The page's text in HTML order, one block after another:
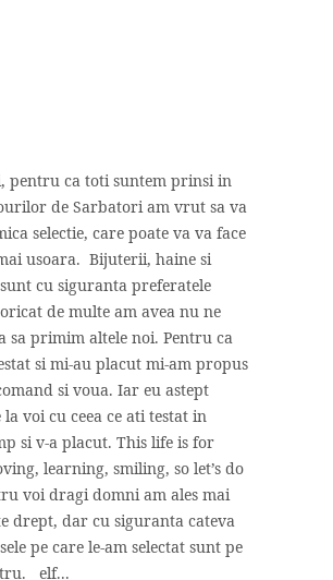
pentru ca toti suntem prinsi in
de Sarbatori am vrut sa va
selectie, care poate va va face
usoara. Bijuterii, haine si
cu siguranta preferatele
de multe am avea nu ne
sa primim altele noi. Pentru ca
si mi-au placut mi-am propus
si voua. Iar eu astept
la voi cu ceea ce ati testat in
si v-a placut. This life is for
learning, smiling, so let’s do
voi dragi domni am ales mai
drept, dar cu siguranta cateva
pe care le-am selectat sunt pe
elf...